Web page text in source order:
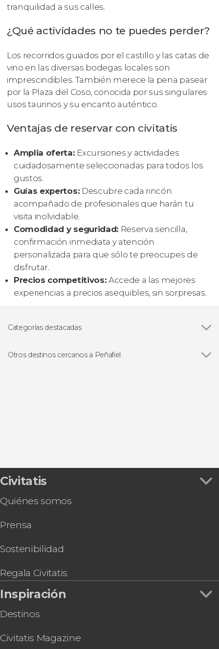
tranquilidad a sus calles.
¿Qué actividades no te puedes perder?
Los recorridos guiados por el castillo y las catas de
vino en las diversas bodegas locales son
imprescindibles. También merece la pena pasear
por la Plaza del Coso, conocida por sus singulares
usos taurinos y su encanto auténtico.
Ventajas de reservar con civitatis
Amplia oferta: Excursiones y actividades
cuidadosamente seleccionadas para todos los
gustos.
Guías expertos: Descubre cada rincón
acompañado de profesionales que harán tu
visita inolvidable.
Comodidad y seguridad: Reserva sencilla,
confirmación inmediata y atención
personalizada para que sólo te preocupes de
disfrutar.
Precios competitivos: Accede a las mejores
experiencias a precios asequibles, sin sorpresas.
Categorías destacadas
Otros destinos cercanos a Peñafiel
Civitatis
Quiénes somos
Prensa
Sostenibilidad
Regala Civitatis
Inspiración
Destinos
Civitatis Magazine